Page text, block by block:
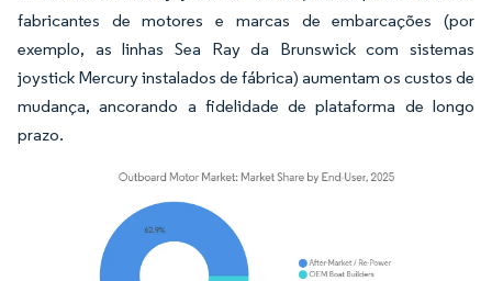
fabricantes de motores e marcas de embarcações (por
exemplo, as linhas Sea Ray da Brunswick com sistemas
joystick Mercury instalados de fábrica) aumentam os custos de
mudança, ancorando a fidelidade de plataforma de longo
prazo.